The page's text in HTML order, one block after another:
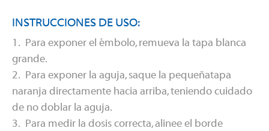
INSTRUCCIONES DE USO:
1. Para exponer el émbolo, remueva la tapa blanca
grande.
2. Para exponer la aguja, saque la pequeñatapa
naranja directamente hacia arriba, teniendo cuidado
de no doblar la aguja.
3. Para medir la dosis correcta, alinee el borde